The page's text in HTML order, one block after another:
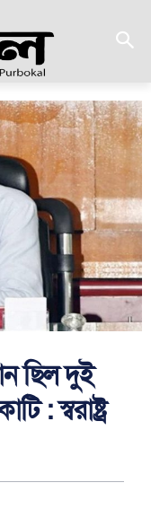
ছিল দুই
: স্বরাষ্ট্র